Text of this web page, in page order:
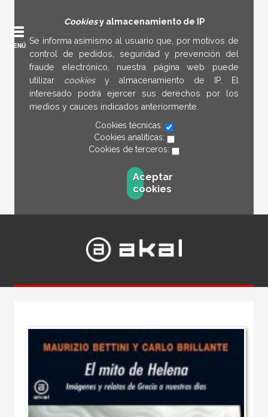
Cookiesy almacenamiento de IP
Se informa asimismo al usuario que, por motivos de
control de pedidos, seguridad y prevención del
fraude electrónico, nuestra página web puede
utilizar cookies y almacenamiento de IP. El
interesado podrá ejercer sus derechos por los
medios y cauces indicados anteriormente.
Cookies técnicas:
Cookies analíticas:
Cookies de terceros:
Aceptar
cookies
MENÚ